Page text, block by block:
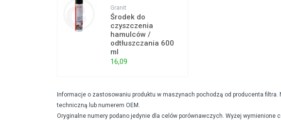
Granit
Środek do
czyszczenia
hamulców /
odtłuszczania 600
ml
16,09
Informacje o zastosowaniu produktu w maszynach pochodzą od producenta
techniczną lub numerem OEM.
Oryginalne numery podano jedynie dla celów porównawczych. Wyżej wymienione